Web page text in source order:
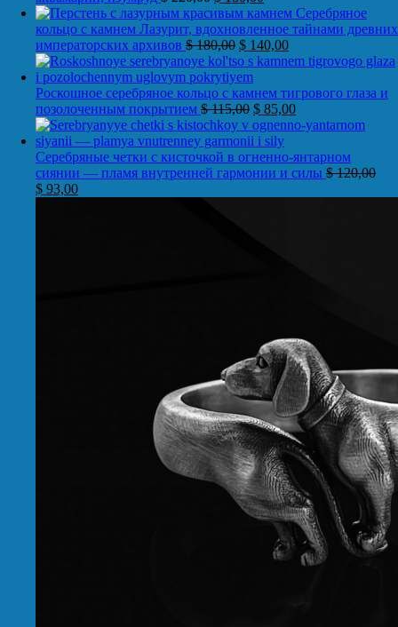
Серебряное
кольцо с камнем Лазурит, вдохновленное тайнами древних
императорских архивов $180,00 $ 140,00
Роскошное серебряное кольцо с камнем тигрового глаза и
позолоченным покрытием $115,00 $ 85,00
Серебряные четки с кисточкой в огненно-янтарном
сиянии — пламя внутренней гармонии и силы $120,00
$ 93,00